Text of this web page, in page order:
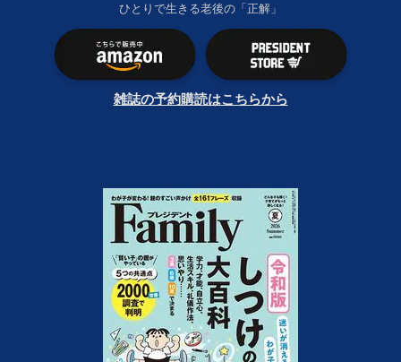
ひとりで生きる老後の「正解」
雑誌の予約購読はこちらから